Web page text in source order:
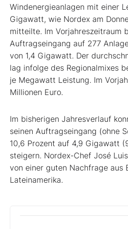
Windenergieanlagen mit einer
Gigawatt, wie Nordex am
mitteilte. Im Vorjahreszeitraum
Auftragseingang auf 277
von 1,4 Gigawatt. Der
lag infolge des Regionalmixes
je Megawatt Leistung. Im
Millionen Euro.
Im bisherigen Jahresverlauf
seinen Auftragseingang (ohne
10,6 Prozent auf 4,9 Gigawatt
steigern. Nordex-Chef José
von einer guten Nachfrage aus
Lateinamerika.